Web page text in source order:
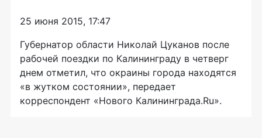
25 июня 2015, 17:47
Губернатор области Николай Цуканов после
рабочей поездки по Калининграду в четверг
днем отметил, что окраины города находятся
«в жутком состоянии», передает
корреспондент «Нового Калининграда.Ru».